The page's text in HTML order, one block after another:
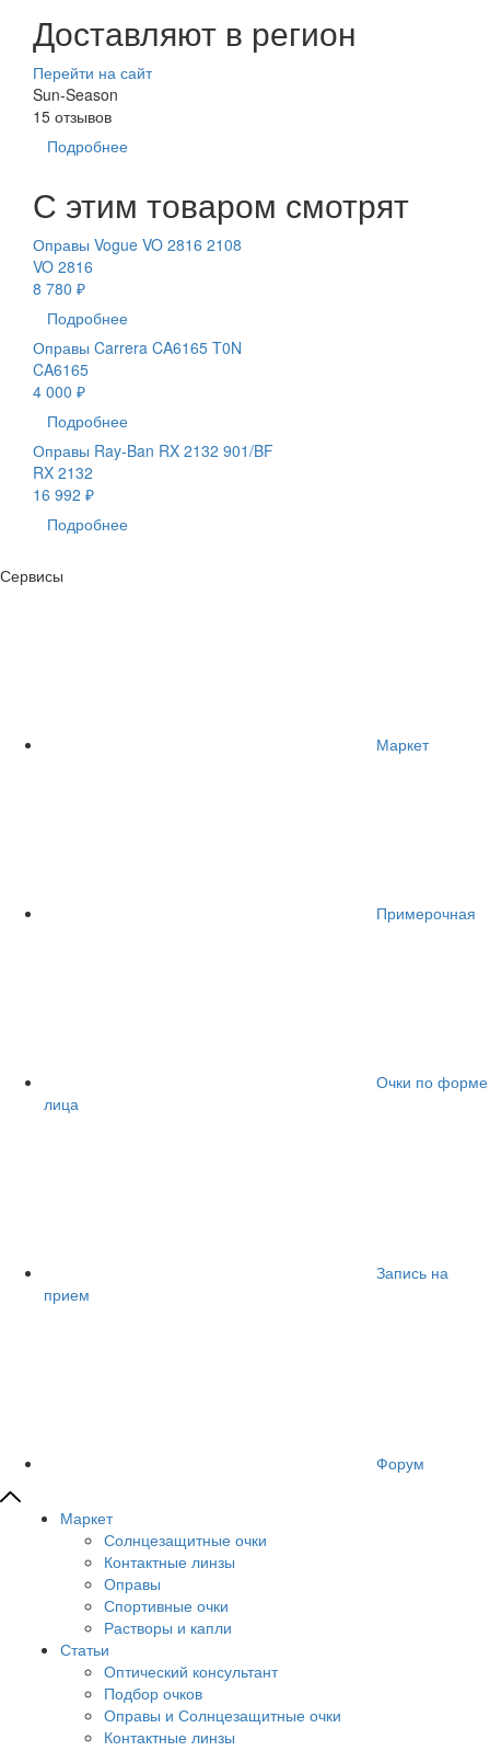
Доставляют в регион
Перейти на сайт
Sun-Season
15 отзывов
Подробнее
С этим товаром смотрят
Оправы Vogue VO 2816 2108
VO 2816
8 780 ₽
Подробнее
Оправы Carrera CA6165 T0N
CA6165
4 000 ₽
Подробнее
Оправы Ray-Ban RX 2132 901/BF
RX 2132
16 992 ₽
Подробнее
Сервисы
Маркет
Примерочная
Очки по форме
лица
Запись на
прием
Форум
Маркет
Солнцезащитные очки
Контактные линзы
Оправы
Спортивные очки
Растворы и капли
Статьи
Оптический консультант
Подбор очков
Оправы и Солнцезащитные очки
Контактные линзы